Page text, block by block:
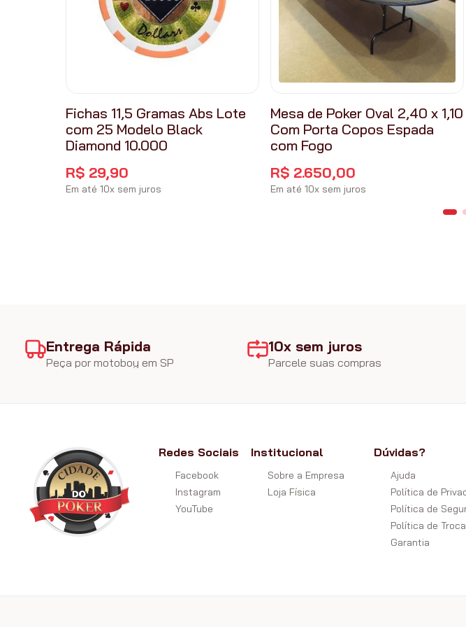
Fichas 11,5 Gramas Abs Lote
com 25 Modelo Black
Diamond 10.000
R$ 29,90
Em até10x sem juros
Mesa de Poker Oval 2,40 x 1,10
Com Porta Copos Espada
com Fogo
R$ 2.650,00
Em até10x sem juros
Entrega Rápida
Peça por motoboy em SP
10x sem juros
Parcele suas compras
Redes Sociais
Facebook
Instagram
YouTube
Institucional
Sobre a Empresa
Loja Física
Dúvidas?
Ajuda
Política de
Política de
Política de
Garantia